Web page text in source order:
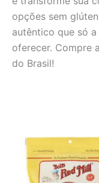
opções sem
autêntico que só
oferecer. Compre
do Brasil!